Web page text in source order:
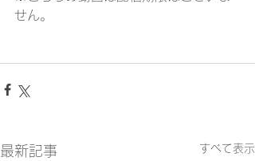
せん。
最新記事 すべて表示